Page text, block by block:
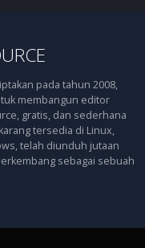
pada tahun 2008,
membangun editor
gratis, dan sederhana
tersedia di Linux,
telah diunduh jutaan
sebagai sebuah